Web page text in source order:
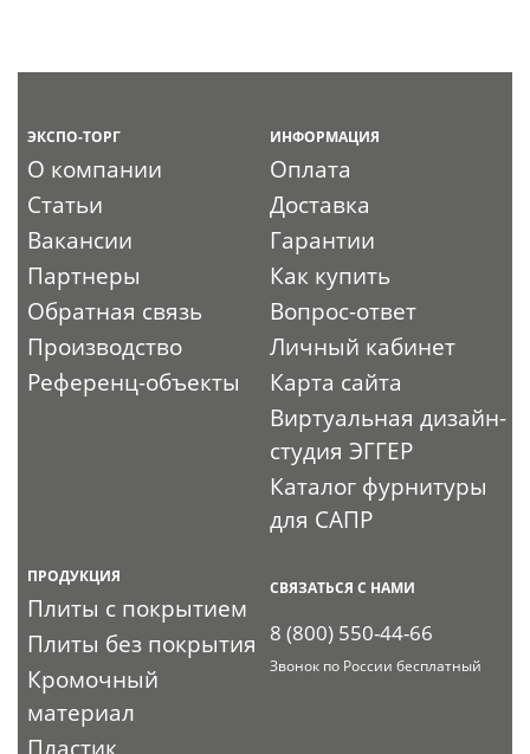
ЭКСПО-ТОРГ
О компании
Статьи
Вакансии
Партнеры
Обратная связь
Производство
Референц-объекты
ИНФОРМАЦИЯ
Оплата
Доставка
Гарантии
Как купить
Вопрос-ответ
Личный кабинет
Карта сайта
Виртуальная дизайн-
студия ЭГГЕР
Каталог фурнитуры
для САПР
ПРОДУКЦИЯ
Плиты с покрытием
Плиты без покрытия
Кромочный
материал
Пластик
СВЯЗАТЬСЯ С НАМИ
8 (800) 550-44-66
Звонок по России бесплатный